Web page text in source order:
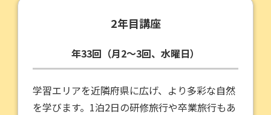
2年目講座
年33回（月2～3回、水曜日）
学習エリアを近隣府県に広げ、より多彩な自然
を学びます。1泊2日の研修旅行や卒業旅行もあ